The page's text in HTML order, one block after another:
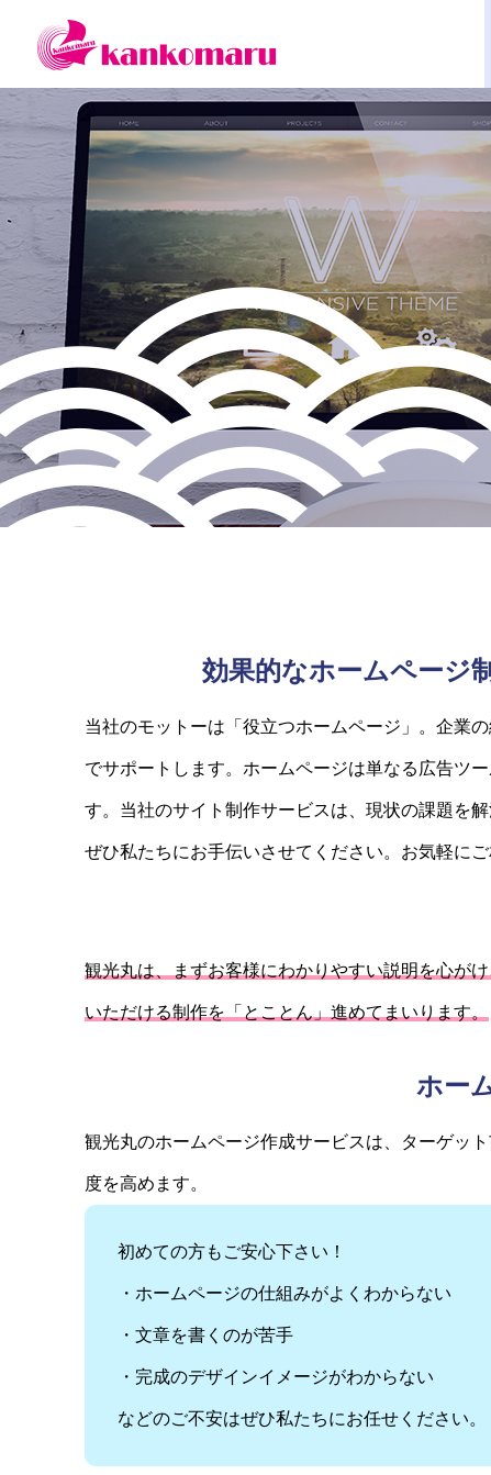
効果的なホームページ
当社のモットーは「役立つホームページ」。企業
でサポートします。ホームページは単なる広告ツ
す。当社のサイト制作サービスは、現状の課題を
ぜひ私たちにお手伝いさせてください。お気軽にご
観光丸は、まずお客様にわかりやすい説明を心が
いただける制作を「とことん」進めてまいります。
ホー
観光丸のホームページ作成サービスは、ターゲッ
度を高めます。
初めての方もご安心下さい！
・ホームページの仕組みがよくわからない
・文章を書くのが苦手
・完成のデザインイメージがわからない
などのご不安はぜひ私たちにお任せください。